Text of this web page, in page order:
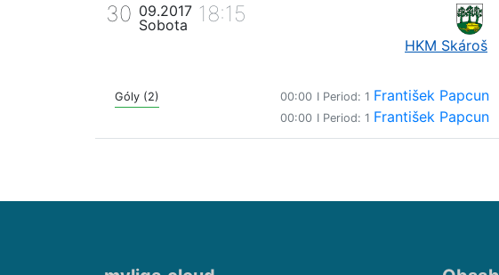
30 09.2017
Sobota
18:15
HKM Skároš
Góly (2) 00:00 I Period: 1 František Papcun
00:00 I Period: 1 František Papcun